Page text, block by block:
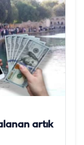
artık